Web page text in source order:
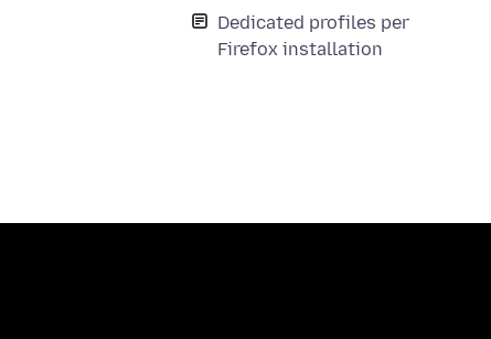
Dedicated profiles per
Firefox installation